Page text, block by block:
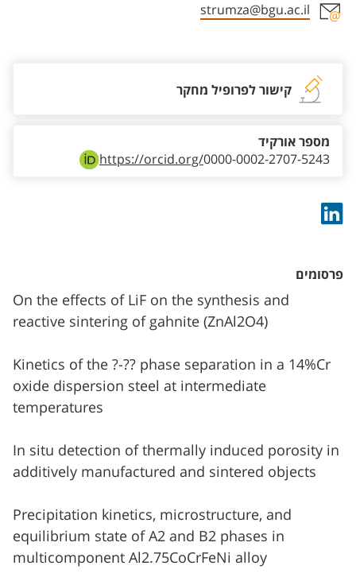
strumza@bgu.ac.il
קישור לפרופיל מחקר
https://orcid.org/0000-0002-2707-5243
מספר אורקיד
פרסומים
On the effects of LiF on the synthesis and
reactive sintering of gahnite (ZnAl2O4)
Kinetics of the ?-?? phase separation in a 14%Cr
oxide dispersion steel at intermediate
temperatures
In situ detection of thermally induced porosity in
additively manufactured and sintered objects
Precipitation kinetics, microstructure, and
equilibrium state of A2 and B2 phases in
multicomponent Al2.75CoCrFeNi alloy